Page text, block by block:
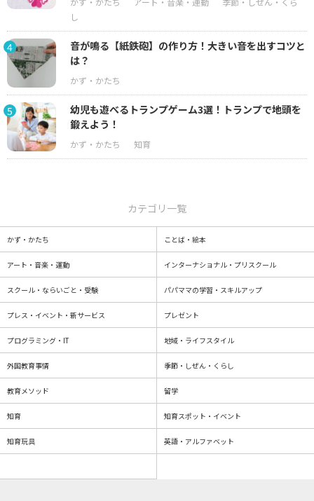
4
音が鳴る【紙鉄砲】の作り方！大きい音を出すコツと
は？
5
幼児も遊べるトランプゲーム3選！トランプで地頭を
鍛えよう！
カテゴリ一覧
かず・かたち ことば・絵本
アート・音楽・運動 インターナショナル・プリスクール
スクール・ならいごと・受験 パパママの学習・スキルアップ
プレス・イベント・新サービス プレゼント
プログラミング・IT 地域・ライフスタイル
外国教育事情 季節・しぜん・くらし
教育メソッド 留学
知育 知育スポット・イベント
知育玩具 英語・アルファベット